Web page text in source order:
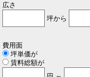
広さ
坪から
費用面
坪単価が
賃料総額が